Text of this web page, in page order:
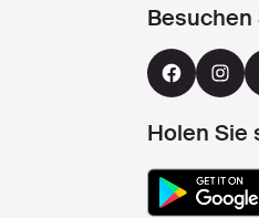
Besuchen
Holen Sie